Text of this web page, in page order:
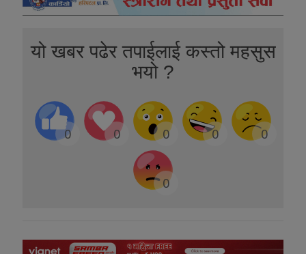
यो खबर पढेर तपाईलाई कस्तो महसुस
भयो ?
0 0 0 0 0
0